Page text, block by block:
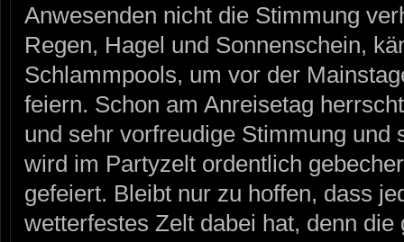
Anwesenden nicht die Stimmung
Regen, Hagel und Sonnenschein,
Schlammpools, um vor der
feiern. Schon am Anreisetag
und sehr vorfreudige Stimmung und
wird im Partyzelt ordentlich
gefeiert. Bleibt nur zu hoffen, dass
wetterfestes Zelt dabei hat, denn